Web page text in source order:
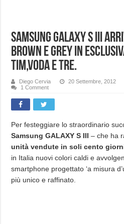
Samsung Galaxy S III
Brown e Grey in
Tim,Voda e Tre.
Diego Cervia 20 Settembre, 2012
1 Comment
Per festeggiare lo straordinario
Samsung GALAXY S III – che ha
unità vendute in soli cento
in Italia nuovi colori caldi e
smartphone progettato ‘a misura
più unico e raffinato.